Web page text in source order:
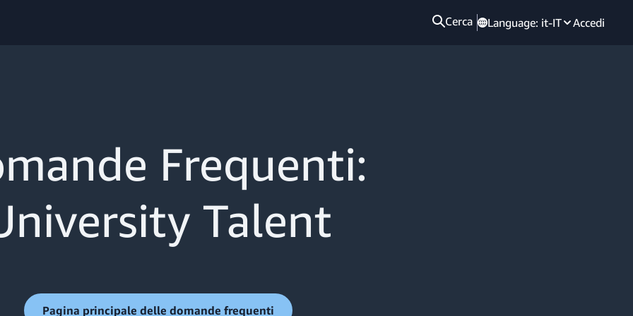
Cerca Language: it-IT Accedi
Frequenti:
Talent
Pagina principale delle domande frequenti